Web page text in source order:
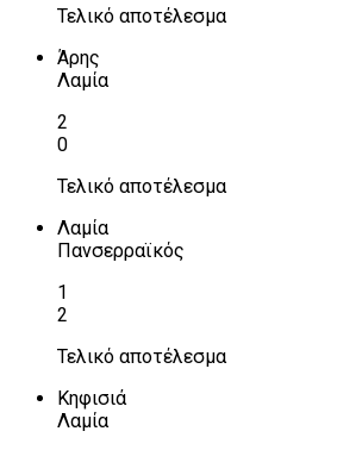
Τελικό αποτέλεσμα
Άρης
Λαμία
2
0
Τελικό αποτέλεσμα
Λαμία
Πανσερραϊκός
1
2
Τελικό αποτέλεσμα
Κηφισιά
Λαμία